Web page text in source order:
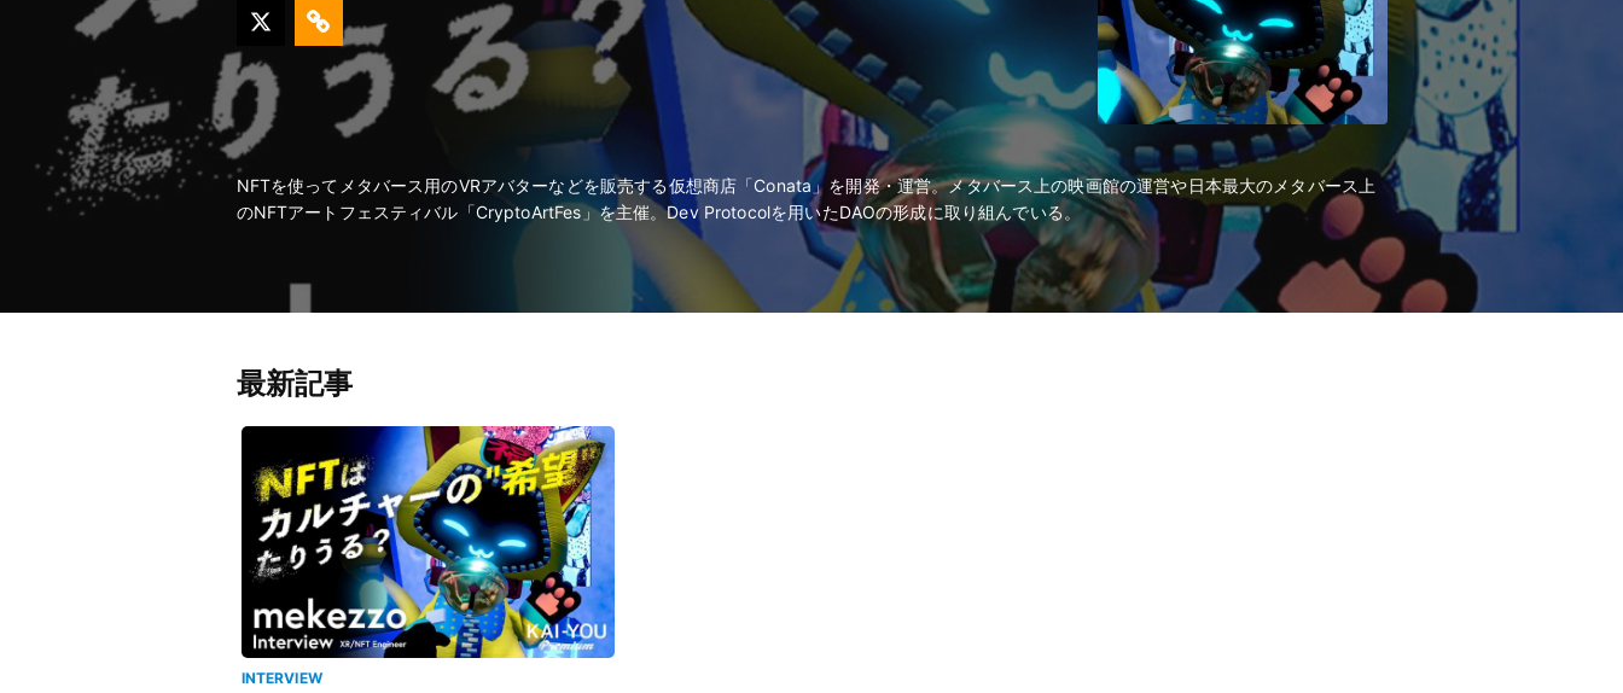
NFTを使ってメタバース用のVRアバターなどを販売する仮想商店「Conata」を開発・運営。メタバース上の映画館の運営や日本最大のメタバース上
のNFTアートフェスティバル「CryptoArtFes」を主催。Dev Protocolを用いたDAOの形成に取り組んでいる。
最新記事
INTERVIEW